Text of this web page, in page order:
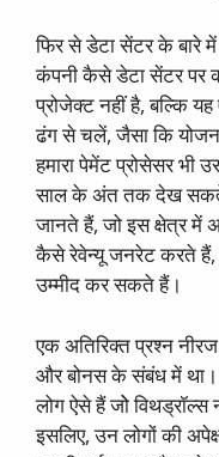
फिर से डेटा सेंटर के बारे
कंपनी कैसे डेटा सेंटर पर
प्रोजेक्ट नहीं है, बल्कि
ढंग से चलें, जैसा कि
हमारा पेमेंट प्रोसेसर भी
साल के अंत तक देख सकते
जानते हैं, जो इस क्षेत्र में
कैसे रेवेन्यू जनरेट करते
उम्मीद कर सकते हैं।
एक अतिरिक्त प्रश्न
और बोनस के संबंध में
लोग ऐसे हैं जोे
इसलिए, उन लोगों की